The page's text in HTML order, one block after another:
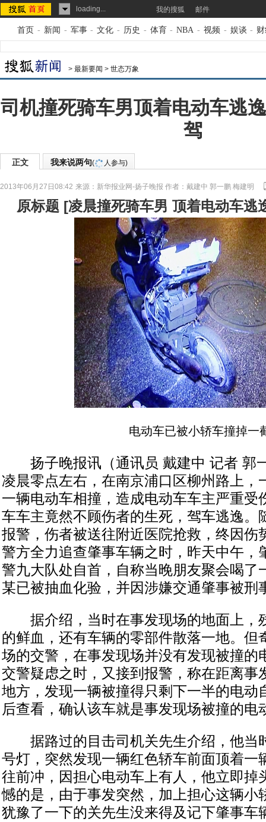
loading... 我的搜狐 邮件
首页 - 新闻 - 军事 - 文化 - 历史 - 体育 - NBA - 视频 - 娱谈 -
> 最新要闻 > 世态万象
司机撞死骑车男顶着电动车逃
驾
正文 我来说两句( 人参与)
2013年06月27日08:42 来源： 新华报业网-扬子晚报 作者：戴建中 郭一鹏 梅建明
原标题 [凌晨撞死骑车男 顶着电动车逃
电动车已被小轿车撞掉一
扬子晚报讯（通讯员 戴建中 记者 郭
凌晨零点左右，在南京浦口区柳州路上，
一辆电动车相撞，造成电动车车主严重受
车车主竟然不顾伤者的生死，驾车逃逸。
报警，伤者被送往附近医院抢救，终因伤
警方全力追查肇事车辆之时，昨天中午，
警九大队处自首，自称当晚朋友聚会喝了
某已被抽血化验，并因涉嫌交通肇事被刑
据介绍，当时在事发现场的地面上，
的鲜血，还有车辆的零部件散落一地。但
场的交警，在事发现场并没有发现被撞的
交警疑虑之时，又接到报警，称在距离事
地方，发现一辆被撞得只剩下一半的电动
后查看，确认该车就是事发现场被撞的电
据路过的目击司机关先生介绍，他当
号灯，突然发现一辆红色轿车前面顶着一
往前冲，因担心电动车上有人，他立即掉
憾的是，由于事发突然，加上担心这辆小
犹豫了一下的关先生没来得及记下肇事车